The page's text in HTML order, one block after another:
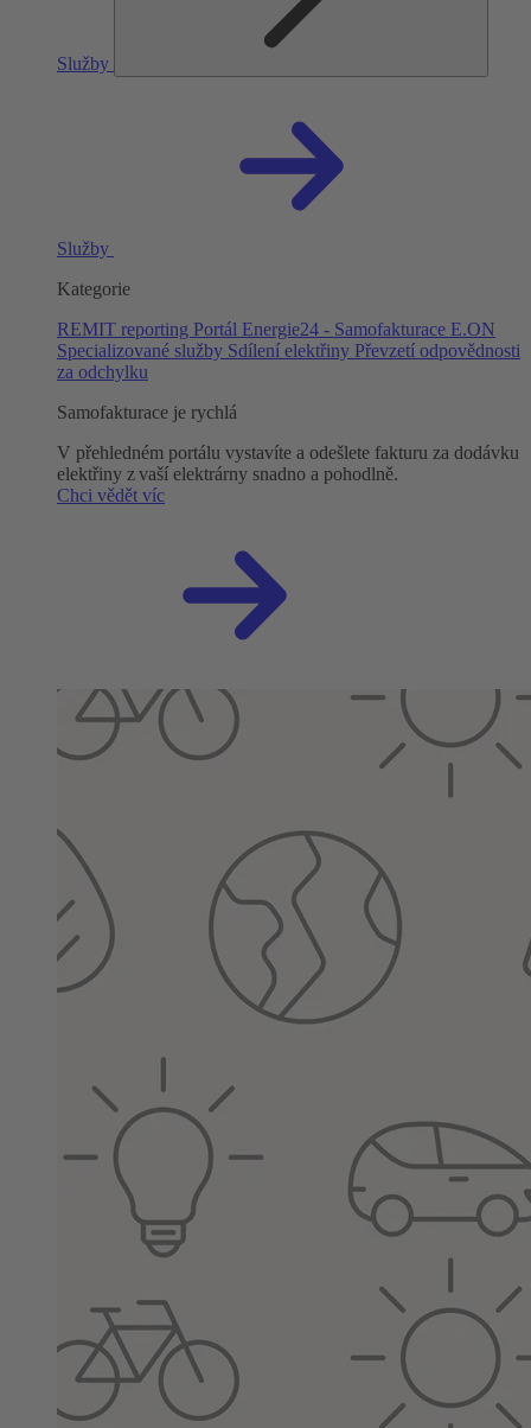
Služby
Služby
Kategorie
REMIT reporting Portál Energie24 - Samofakturace E.ON
Specializované služby Sdílení elektřiny Převzetí odpovědnosti
za odchylku
Samofakturace je rychlá
V přehledném portálu vystavíte a odešlete fakturu za dodávku
elektřiny z vaší elektrárny snadno a pohodlně.
Chci vědět víc